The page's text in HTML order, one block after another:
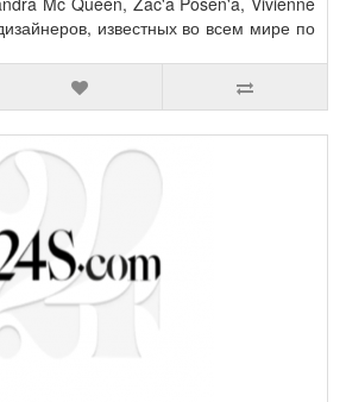
известных во всем мире по